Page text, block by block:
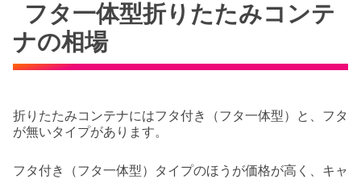
フタ一体型折りたたみコンテ
ナの相場
折りたたみコンテナにはフタ付き（フタ一体型）と、フタ
が無いタイプがあります。
フタ付き（フタ一体型）タイプのほうが価格が高く、キャ